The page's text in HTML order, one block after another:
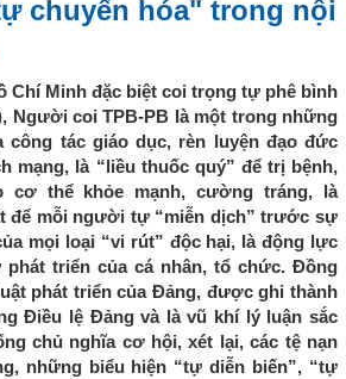
chuyển hóa" trong nội
Chí Minh đặc biệt coi trọng tự phê bình
Người coi TPB-PB là một trong những
công tác giáo dục, rèn luyện đạo đức
mạng, là “liều thuốc quý” để trị bệnh,
thể khỏe mạnh, cường tráng, là
để mỗi người tự “miễn dịch” trước sự
mọi loại “vi rút” độc hại, là động lực
triển của cá nhân, tổ chức. Đồng
phát triển của Đảng, được ghi thành
Điều lệ Đảng và là vũ khí lý luận sắc
chủ nghĩa cơ hội, xét lại, các tệ nạn
những biểu hiện “tự diễn biến”, “tự